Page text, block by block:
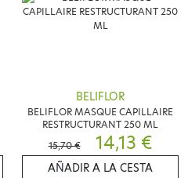
BELIFLOR
BELIFLOR MASQUE CAPILLAIRE
RESTRUCTURANT 250 ML
15,70 €
14,13 €
AÑADIR A LA CESTA